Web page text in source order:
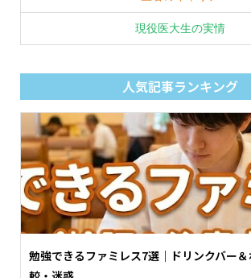
現役医大生の実情
人気記事ランキング
勉強できるファミレス7選｜ドリンクバー